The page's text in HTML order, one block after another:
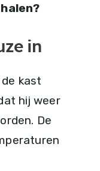
in
kast
hij weer
De